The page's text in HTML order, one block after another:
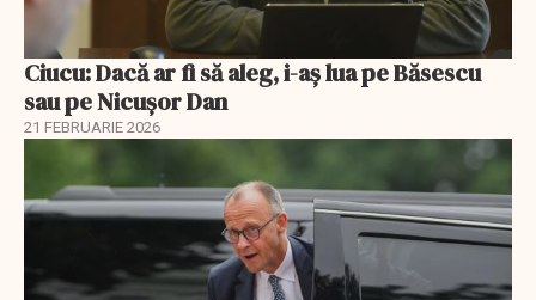
Ciucu: Dacă ar fi să aleg, i-aș lua pe Băsescu
sau pe Nicușor Dan
21 FEBRUARIE 2026